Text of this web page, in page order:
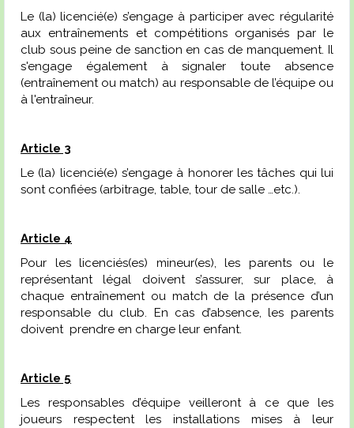
Le (la) licencié(e) s’engage à participer avec régularité
aux entraînements et compétitions organisés par le
club sous peine de sanction en cas de manquement. Il
s'engage également à signaler toute absence
(entraînement ou match) au responsable de l’équipe ou
à l'entraîneur.
Article 3
Le (la) licencié(e) s’engage à honorer les tâches qui lui
sont confiées (arbitrage, table, tour de salle …etc.).
Article 4
Pour les licenciés(es) mineur(es), les parents ou le
représentant légal doivent s’assurer, sur place, à
chaque entraînement ou match de la présence d’un
responsable du club. En cas d’absence, les parents
doivent prendre en charge leur enfant.
Article 5
Les responsables d’équipe veilleront à ce que les
joueurs respectent les installations mises à leur